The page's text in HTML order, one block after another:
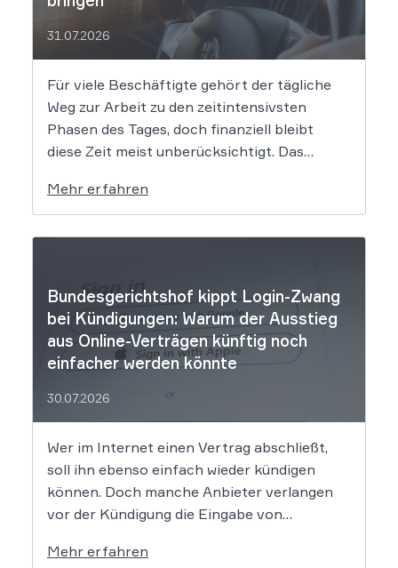
31.07.2026
Für viele Beschäftigte gehört der tägliche
Weg zur Arbeit zu den zeitintensivsten
Phasen des Tages, doch finanziell bleibt
diese Zeit meist unberücksichtigt. Das
in die Debatte bringen und vielen
Arbeitnehmern den Weg zu einer Vergütung
der Wegezeit ebnen. Wer künftig unterwegs
Mehr erfahren
Bundesgerichtshof kippt Login-Zwang
bei Kündigungen: Warum der Ausstieg
aus Online-Verträgen künftig noch
einfacher werden könnte
30.07.2026
Wer im Internet einen Vertrag abschließt,
soll ihn ebenso einfach wieder kündigen
können. Doch manche Anbieter verlangen
vor der Kündigung die Eingabe von
Daten. Der Bundesgerichtshof prüft nun in
Mehr erfahren